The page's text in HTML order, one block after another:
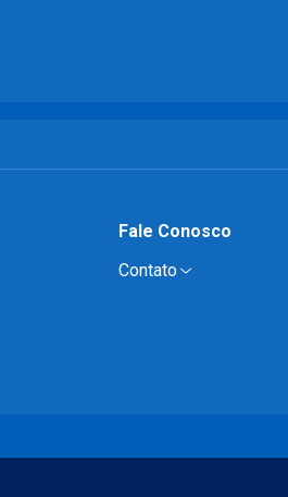
Fale Conosco
Contato